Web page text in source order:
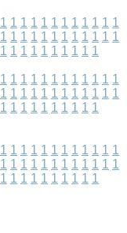
1 1 1 1 1 1 1 1 1 1 1 1
1 1 1 1 1 1 1 1 1 1 1 1
1 1 1 1 1 1 1 1 1 1
1 1 1 1 1 1 1 1 1 1 1 1
1 1 1 1 1 1 1 1 1 1 1 1
1 1 1 1 1 1 1 1 1 1
1 1 1 1 1 1 1 1 1 1 1 1
1 1 1 1 1 1 1 1 1 1 1 1
1 1 1 1 1 1 1 1 1 1